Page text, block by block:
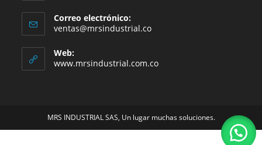
Correo electrónico:
ventas@mrsindustrial.coSe
tu
aplicación
Web:
www.mrsindustrial.com.co
MRS INDUSTRIAL SAS, Un lugar muchas soluciones.